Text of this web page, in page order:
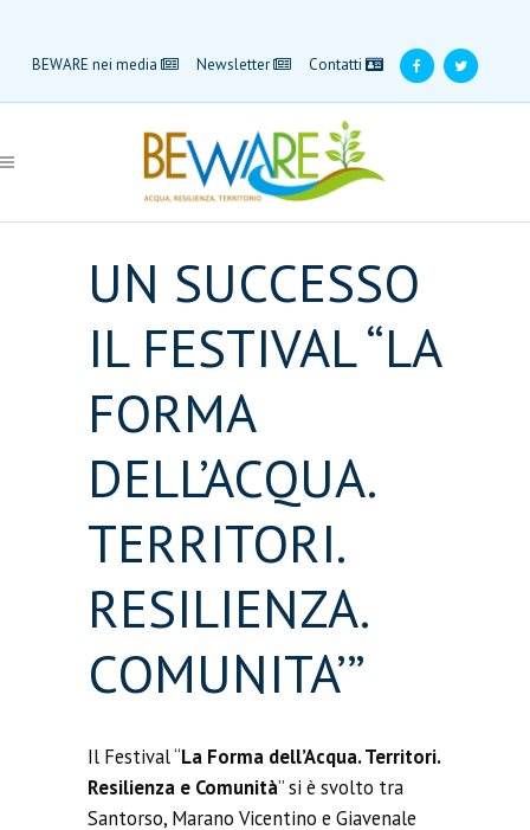
BEWARE nei media Newsletter Contatti
UN SUCCESSO
IL FESTIVAL “LA
FORMA
DELL’ACQUA.
TERRITORI.
RESILIENZA.
COMUNITA’”
Il Festival“La Forma dell’Acqua. Territori.
Resilienza e Comunità”si è svolto tra
Santorso, Marano Vicentino e Giavenale